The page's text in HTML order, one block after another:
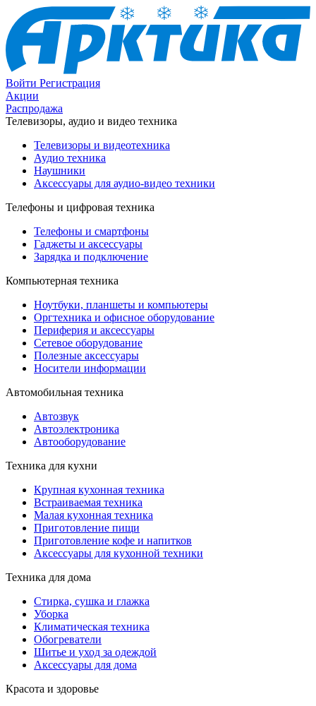
Войти Регистрация
Акции
Распродажа
Телевизоры, аудио и видео техника
Телевизоры и видеотехника
Аудио техника
Наушники
Аксессуары для аудио-видео техники
Телефоны и цифровая техника
Телефоны и смартфоны
Гаджеты и аксессуары
Зарядка и подключение
Компьютерная техника
Ноутбуки, планшеты и компьютеры
Оргтехника и офисное оборудование
Периферия и аксессуары
Cетевое оборудование
Полезные аксессуары
Носители информации
Автомобильная техника
Автозвук
Автоэлектроника
Автооборудование
Техника для кухни
Крупная кухонная техника
Встраиваемая техника
Малая кухонная техника
Приготовление пищи
Приготовление кофе и напитков
Аксессуары для кухонной техники
Техника для дома
Стирка, сушка и глажка
Уборка
Климатическая техника
Обогреватели
Шитье и уход за одеждой
Аксессуары для дома
Красота и здоровье